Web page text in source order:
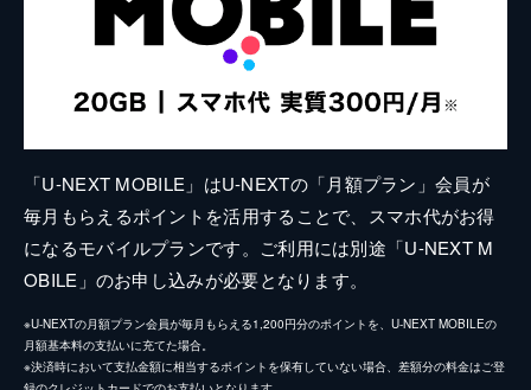
「U-NEXT MOBILE」はU-NEXTの「月額プラン」会員が
毎月もらえるポイントを活用することで、スマホ代がお得
になるモバイルプランです。ご利用には別途「U-NEXT M
OBILE」のお申し込みが必要となります。
※U-NEXTの月額プラン会員が毎月もらえる1,200円分のポイントを、U-NEXT MOBILEの
月額基本料の支払いに充てた場合。
※決済時において支払金額に相当するポイントを保有していない場合、差額分の料金はご登